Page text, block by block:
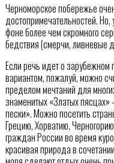
Черноморское побережье
достопримечательностей.
фоне более чем скромного
бедствия (смерчи,
Если речь идет о
вариантом, пожалуй, можно
пределом мечтаний для
знаменитых «Златых
пески». Можно посетить
Грецию, Хорватию,
граждан России во время
красивая природа в